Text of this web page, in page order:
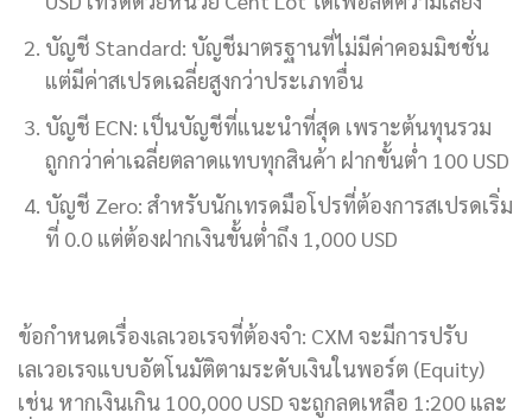
บัญชี Standard: บัญชีมาตรฐานที่ไม่มีค่าคอมมิชชั่น
แต่มีค่าสเปรดเฉลี่ยสูงกว่าประเภทอื่น
บัญชี ECN: เป็นบัญชีที่แนะนำที่สุด เพราะต้นทุนรวม
ถูกกว่าค่าเฉลี่ยตลาดแทบทุกสินค้า ฝากขั้นต่ำ 100 USD
บัญชี Zero: สำหรับนักเทรดมือโปรที่ต้องการสเปรดเริ่ม
ที่ 0.0 แต่ต้องฝากเงินขั้นต่ำถึง 1,000 USD
ข้อกำหนดเรื่องเลเวอเรจที่ต้องจำ: CXM จะมีการปรับ
เลเวอเรจแบบอัตโนมัติตามระดับเงินในพอร์ต (Equity)
เช่น หากเงินเกิน 100,000 USD จะถูกลดเหลือ 1:200 และ